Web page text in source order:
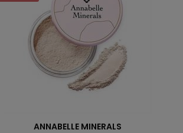
ANNABELLE MINERALS